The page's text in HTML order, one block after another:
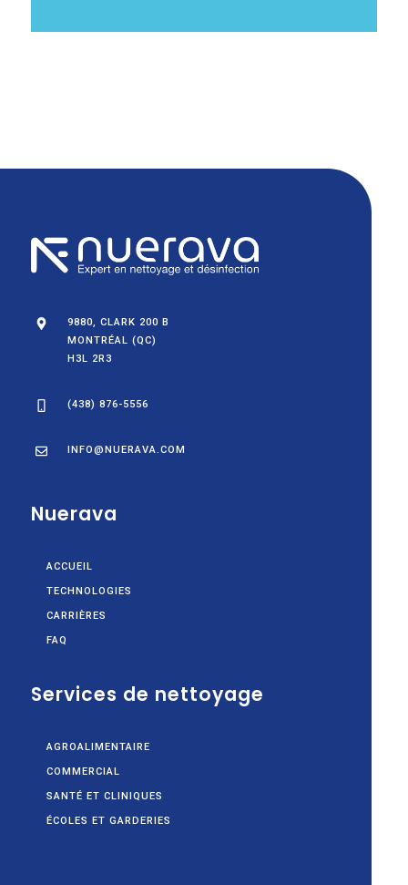
9880, CLARK 200 B
MONTRÉAL (QC)
H3L 2R3
(438) 876-5556
INFO@NUERAVA.COM
Nuerava
ACCUEIL
TECHNOLOGIES
CARRIÈRES
FAQ
Services de nettoyage
AGROALIMENTAIRE
COMMERCIAL
SANTÉ ET CLINIQUES
ÉCOLES ET GARDERIES